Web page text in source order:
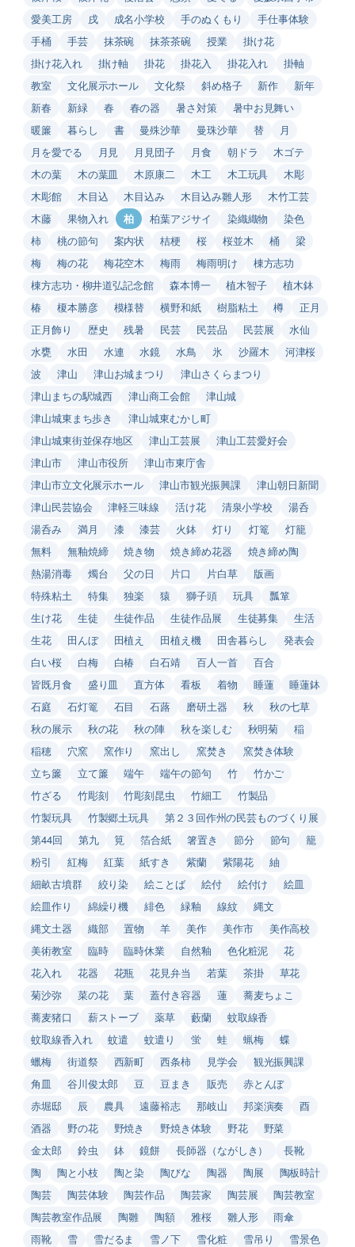
愛美工房
戌 成名小学校 手のぬくもり
手仕事体験
手桶
手芸 抹茶碗 抹茶茶碗 授業
掛け花
掛け花入れ
掛け軸 掛花 掛花入 掛花入れ
掛軸
教室
文化展示ホール 文化祭 斜め格子 新作
新年
新春
新緑 春 春の器 暑さ対策
暑中お見舞い
暖簾
暮らし 書 曼殊沙華 曼珠沙華 替
月
月を愛でる
月見 月見団子 月食 朝ドラ
木ゴテ
木の葉
木の葉皿 木原康二 木工 木工玩具
木彫
木彫館
木目込 木目込み 木目込み雛人形
木竹工芸
木藤
果物入れ 柏 柏葉アジサイ 染織織物
染色
柿
桃の節句 案内状 桔梗 桜 桜並木 桶
梁
梅
梅の花 梅花空木 梅雨 梅雨明け
棟方志功
棟方志功・柳井道弘記念館
森本博一 植木智子
植木鉢
椿
榎本勝彦 模様替 横野和紙 樹脂粘土 樽
正月
正月飾り
歴史 残暑 民芸 民芸品 民芸展
水仙
水甕
水田 水連 水鏡 水鳥 氷 沙羅木
河津桜
波
津山 津山お城まつり
津山さくらまつり
津山まちの駅城西
津山商工会館
津山城
津山城東まち歩き
津山城東むかし町
津山城東街並保存地区
津山工芸展
津山工芸愛好会
津山市
津山市役所
津山市東庁舎
津山市立文化展示ホール
津山市観光振興課
津山朝日新聞
津山民芸協会
津軽三味線 活け花 清泉小学校
湯呑
湯呑み
満月 漆 漆芸 火鉢 灯り 灯篭
灯籠
無料
無釉焼締 焼き物 焼き締め花器
焼き締め陶
熱湯消毒
燭台 父の日 片口 片白草
版画
特殊粘土
特集 独楽 猿 獅子頭 玩具
瓢箪
生け花
生徒 生徒作品 生徒作品展 生徒募集
生活
生花
田んぼ 田植え 田植え機 田舎暮らし
発表会
白い桜
白梅 白椿 白石靖 百人一首
百合
皆既月食
盛り皿 直方体 看板 着物 睡蓮
睡蓮鉢
石庭
石灯篭 石目 石蕗 磨研土器 秋
秋の七草
秋の展示
秋の花 秋の陣 秋を楽しむ 秋明菊
稲
稲穂
穴窯 窯作り 窯出し 窯焚き
窯焚き体験
立ち簾
立て簾 端午 端午の節句 竹
竹かご
竹ざる
竹彫刻 竹彫刻昆虫 竹細工
竹製品
竹製玩具
竹製郷土玩具
第２３回作州の民芸ものづくり展
第44回
第九 筧 箔合紙 箸置き 節分 節句
籠
粉引
紅梅 紅葉 紙すき 紫蘭 紫陽花
紬
細畝古墳群
絞り染 絵ことば 絵付 絵付け
絵皿
絵皿作り
綿繰り機 緋色 緑釉 線紋
縄文
縄文土器
織部 置物 羊 美作 美作市
美作高校
美術教室
臨時 臨時休業 自然釉 色化粧泥
花
花入れ
花器 花瓶 花見弁当 若葉 茶掛
草花
菊沙弥
菜の花 葉 蓋付き容器 蓮
蕎麦ちょこ
蕎麦猪口
薪ストーブ 薬草 藪蘭
蚊取線香
蚊取線香入れ
蚊遣 蚊遣り 蛍 蛙 蝋梅
蝶
蠟梅
街道祭 西新町 西条柿 見学会
観光振興課
角皿
谷川俊太郎 豆 豆まき 販売
赤とんぼ
赤堀邸
辰 農具 遠藤裕志 那岐山 邦楽演奏
酉
酒器
野の花 野焼き 野焼き体験 野花
野菜
金太郎
鈴虫 鉢 鏡餅 長師器（ながしき）
長靴
陶
陶と小枝 陶と染 陶びな 陶器 陶展
陶板時計
陶芸
陶芸体験 陶芸作品 陶芸家 陶芸展
陶芸教室
陶芸教室作品展
陶雛 陶額 雅桜 雛人形
雨傘
雨靴
雪 雪だるま 雪ノ下 雪化粧 雪吊り
雪景色